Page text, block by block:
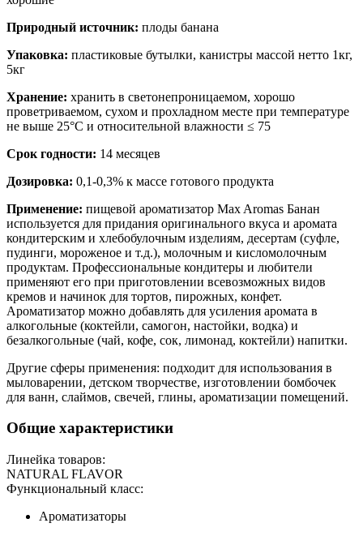
Природный источник: плоды банана
Упаковка: пластиковые бутылки, канистры массой нетто 1кг,
5кг
Хранение: хранить в светонепроницаемом, хорошо
проветриваемом, сухом и прохладном месте при температуре
не выше 25°С и относительной влажности ≤ 75
Срок годности: 14 месяцев
Дозировка: 0,1-0,3% к массе готового продукта
Применение: пищевой ароматизатор Max Aromas Банан
используется для придания оригинального вкуса и аромата
кондитерским и хлебобулочным изделиям, десертам (суфле,
пудинги, мороженое и т.д.), молочным и кисломолочным
продуктам. Профессиональные кондитеры и любители
применяют его при приготовлении всевозможных видов
кремов и начинок для тортов, пирожных, конфет.
Ароматизатор можно добавлять для усиления аромата в
алкогольные (коктейли, самогон, настойки, водка) и
безалкогольные (чай, кофе, сок, лимонад, коктейли) напитки.
Другие сферы применения: подходит для использования в
мыловарении, детском творчестве, изготовлении бомбочек
для ванн, слаймов, свечей, глины, ароматизации помещений.
Общие характеристики
Линейка товаров:
NATURAL FLAVOR
Функциональный класс:
Ароматизаторы